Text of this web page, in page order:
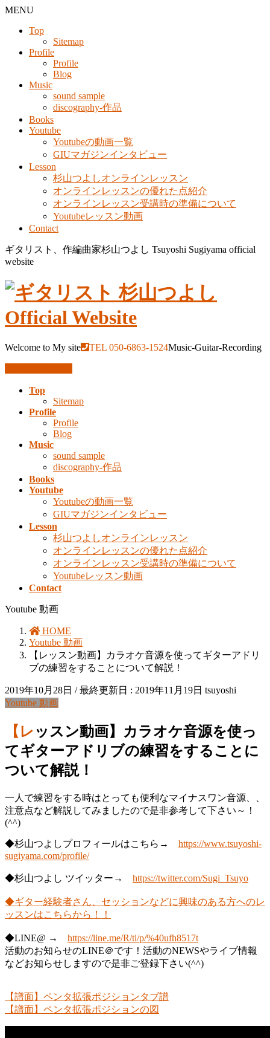
MENU
Top
Sitemap
Profile
Profile
Blog
Music
sound sample
discography-作品
Books
Youtube
Youtubeの動画一覧
GIUマガジンインタビュー
Lesson
杉山つよしオンラインレッスン
オンラインレッスンの優れた点紹介
オンラインレッスン受講時の準備について
Youtubeレッスン動画
Contact
ギタリスト、作編曲家杉山つよし Tsuyoshi Sugiyama official
website
Welcome to My site TEL 050-6863-1524Music-Guitar-Recording
Top
Sitemap
Profile
Profile
Blog
Music
sound sample
discography-作品
Books
Youtube
Youtubeの動画一覧
GIUマガジンインタビュー
Lesson
杉山つよしオンラインレッスン
オンラインレッスンの優れた点紹介
オンラインレッスン受講時の準備について
Youtubeレッスン動画
Contact
Youtube 動画
HOME
Youtube 動画
【レッスン動画】カラオケ音源を使ってギターアドリ
ブの練習をすることについて解説！
2019年10月28日 / 最終更新日 : 2019年11月19日 tsuyoshi
Youtube 動画
【レッスン動画】カラオケ音源を使っ
てギターアドリブの練習をすることに
ついて解説！
一人で練習をする時はとっても便利なマイナスワン音源、、
注意点など解説してみましたので是非参考して下さい～！
(^^)
◆杉山つよしプロフィールはこちら→ https://www.tsuyoshi-
sugiyama.com/profile/
◆杉山つよし ツイッター→ https://twitter.com/Sugi_Tsuyo
◆ギター経験者さん、セッションなどに興味のある方へのレ
ッスンはこちらから！！
◆LINE@ → https://line.me/R/ti/p/%40ufh8517t
活動のお知らせのLINE＠です！活動のNEWSやライブ情報
などお知らせしますので是非ご登録下さい(^^)
【譜面】ペンタ拡張ポジションタブ譜
【譜面】ペンタ拡張ポジションの図